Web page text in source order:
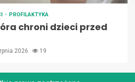
PROFILAKTYKA
chroni dzieci przed
2026 19